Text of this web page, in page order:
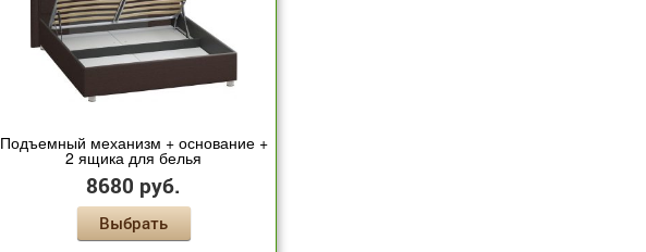
Подъемный механизм + основание +
2 ящика для белья
8680 руб.
Выбрать